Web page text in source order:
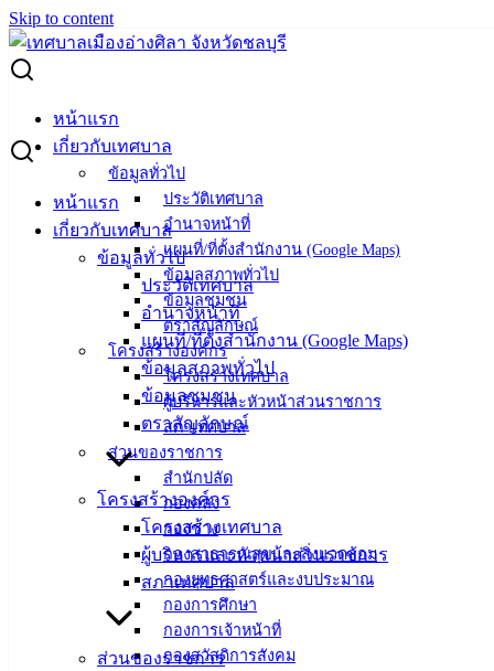
Skip to content
หน้าแรก
เกี่ยวกับเทศบาล
ข้อมูลทั่วไป
ประวัติเทศบาล
อำนาจหน้าที่
แผนที่/ที่ตั้งสำนักงาน (Google Maps)
ข้อมูลสภาพทั่วไป
ข้อมูลชุมชน
ตราสัญลักษณ์
โครงสร้างองค์กร
โครงสร้างเทศบาล
ผู้บริหารและหัวหน้าส่วนราชการ
สภาเทศบาล
ส่วนของราชการ
สำนักปลัด
กองคลัง
กองช่าง
กองสาธารณสุขและสิ่งแวดล้อม
กองยุทธศาสตร์และงบประมาณ
กองการศึกษา
กองการเจ้าหน้าที่
กองสวัสดิการสังคม
หน้าแรก
เกี่ยวกับเทศบาล
ข้อมูลทั่วไป
ประวัติเทศบาล
อำนาจหน้าที่
แผนที่/ที่ตั้งสำนักงาน (Google Maps)
ข้อมูลสภาพทั่วไป
ข้อมูลชุมชน
ตราสัญลักษณ์
โครงสร้างองค์กร
โครงสร้างเทศบาล
ผู้บริหารและหัวหน้าส่วนราชการ
สภาเทศบาล
ส่วนของราชการ
Search for:
ประกาศเทศบาลเมืองอ่างศิลา เรื่อง รายชื่อผู้มีสิทธิเข้ารับการ
สรรหาและเลือกสรรบุคคลเพื่อเป็นพนักงานจ้าง สังกัด เทศบาล
เมืองอ่างศิลา และกำหนดวัน เวลา สถานที่สอบ การประกาศผล
สอบ และระเบียบเกี่ยวกับการสอบ
ประกาศเทศบาลเมืองอ่างศิลา เรื่อง รายชื่อ
ผู้มีสิทธิเข้ารับการสรรหาและเลือกสรร
บุคคลเพื่อเป็นพนักงานจ้าง สังกัด เทศบาล
เมืองอ่างศิลา และกำหนดวัน เวลา สถานที่
สอบ การประกาศผลสอบ และระเบียบเกี่ยว
กับการสอบ
มิถุนายน 16, 2023มิถุนายน 16, 2023
รายชื่อผู้มีสิทธิเข้ารับการสรรหาและเลือกสรรบุคคลเพื่อเป็น
พนักงานจ้าง สังกัด เทศบาลเมืองอ่างศิลา